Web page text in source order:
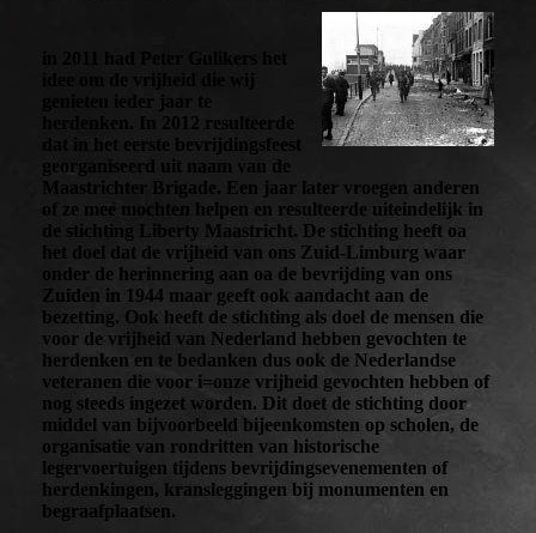
herdenken. In 2012 resulteerde
dat in het eerste bevrijdingsfeest
georganiseerd uit naam van de
Maastrichter Brigade. Een jaar later vroegen anderen
of ze mee mochten helpen en resulteerde uiteindelijk in
de stichting Liberty Maastricht. De stichting heeft oa
het doel dat de vrijheid van ons Zuid-Limburg waar
onder de herinnering aan oa de bevrijding van ons
Zuiden in 1944 maar geeft ook aandacht aan de
bezetting. Ook heeft de stichting als doel de mensen die
voor de vrijheid van Nederland hebben gevochten te
herdenken en te bedanken dus ook de Nederlandse
veteranen die voor i=onze vrijheid gevochten hebben of
nog steeds ingezet worden. Dit doet de stichting door
middel van bijvoorbeeld bijeenkomsten op scholen, de
organisatie van rondritten van historische
legervoertuigen tijdens bevrijdingsevenementen of
herdenkingen, kransleggingen bij monumenten en
begraafplaatsen.